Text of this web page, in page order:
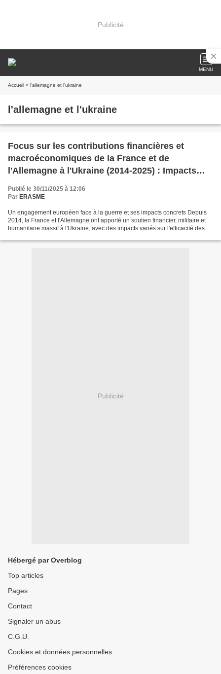
Publicité
MENU
Accueil » l'allemagne et l'ukraine
l'allemagne et l'ukraine
Focus sur les contributions financières et
macroéconomiques de la France et de
l'Allemagne à l'Ukraine (2014-2025) : Impacts
réels sur l'efficacité des politiques ukrainiennes
Publié le 30/11/2025 à 12:06
Par ERASME
Un engagement européen face à la guerre et ses impacts concrets Depuis
2014, la France et l'Allemagne ont apporté un soutien financier, militaire et
humanitaire massif à l'Ukraine, avec des impacts variés sur l'efficacité des
Publicité
Hébergé par Overblog
Top articles
Pages
Contact
Signaler un abus
C.G.U.
Cookies et données personnelles
Préférences cookies